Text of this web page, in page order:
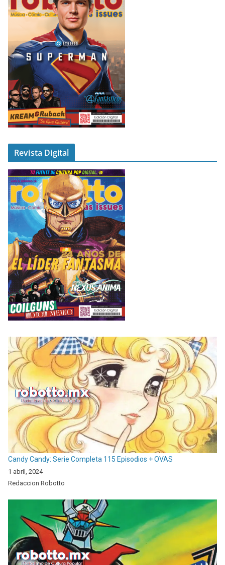
Revista Digital
Candy Candy: Serie Completa 115 Episodios + OVAS
1 abril, 2024
Redaccion Robotto